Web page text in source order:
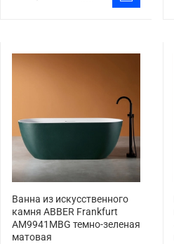
Ванна из искусственного
камня ABBER Frankfurt
AM9941MBG темно-зеленая
матовая